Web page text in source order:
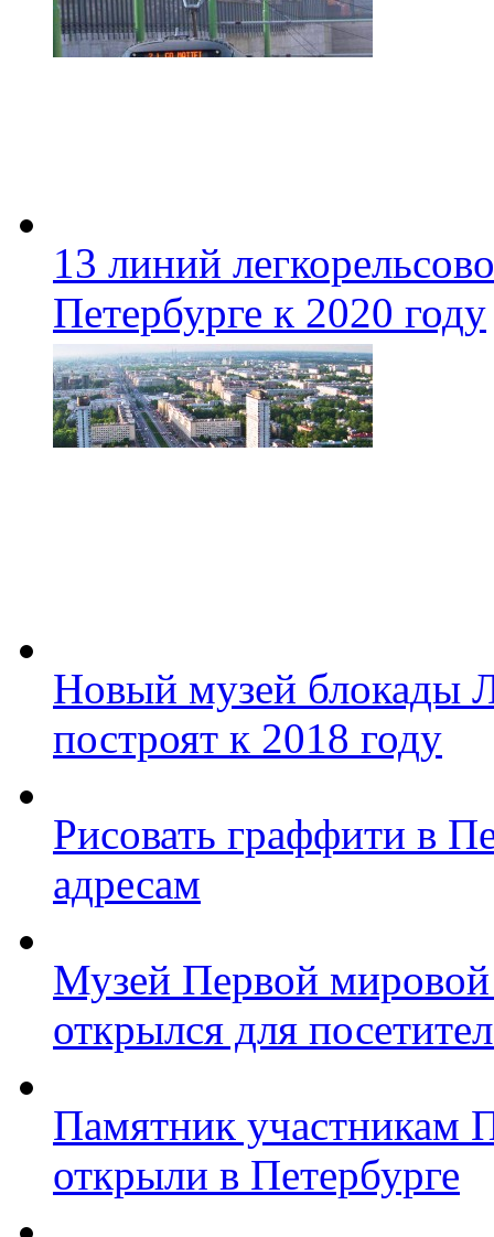
13 линий
Петербурге к 2020 году
Новый музей блокады
построят к 2018 году
Рисовать граффити в
адресам
Музей Первой
открылся для
Памятник участникам
открыли в Петербурге